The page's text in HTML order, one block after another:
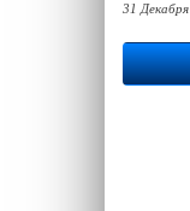
31 Декабря